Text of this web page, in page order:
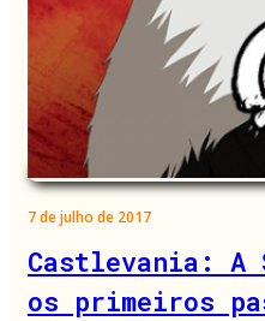
7 de julho de 2017
Castlevania:
os primeiros